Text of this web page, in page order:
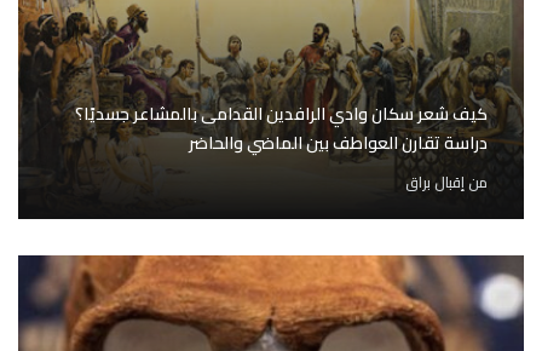
كيف شعر سكان وادي الرافدين القدامى بالمشاعر جسديًا؟
دراسة تقارن العواطف بين الماضي والحاضر
منإقبال براق